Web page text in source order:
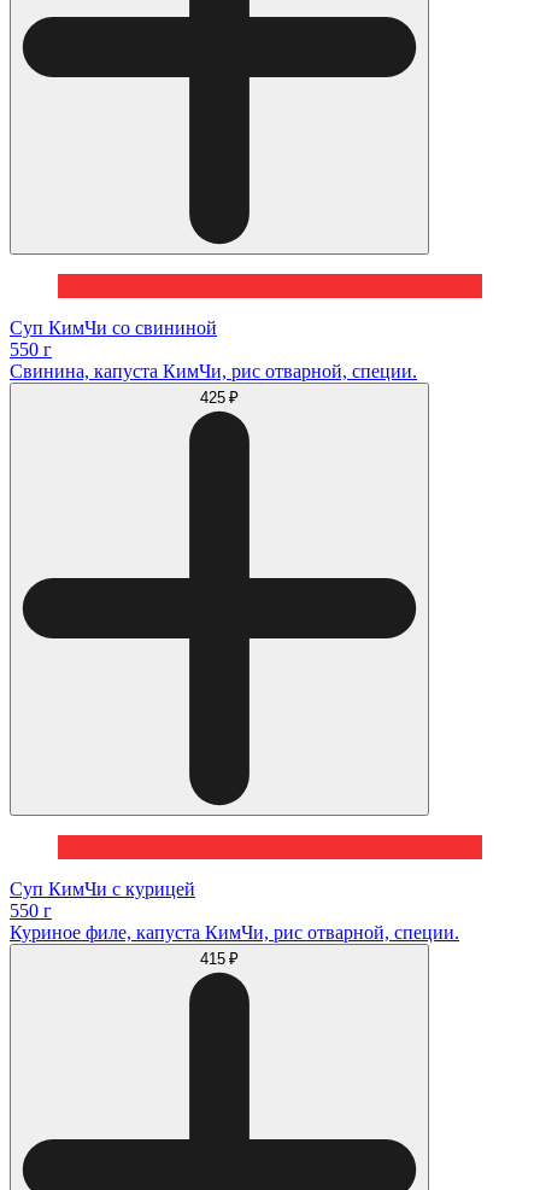
Cуп КимЧи со свининой
550 г
Свинина, капуста КимЧи, рис отварной, специи.
425 ₽
Суп КимЧи с курицей
550 г
Куриное филе, капуста КимЧи, рис отварной, специи.
415 ₽